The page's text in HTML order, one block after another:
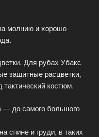
молнию и хорошо
Для рубах Убакс
защитные расцветки,
тактический костюм.
— до самого большого
спине и груди, в таких